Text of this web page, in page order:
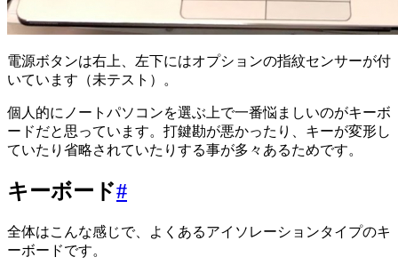
電源ボタンは右上、左下にはオプションの指紋センサーが付
いています（未テスト）。
個人的にノートパソコンを選ぶ上で一番悩ましいのがキーボ
ードだと思っています。打鍵勘が悪かったり、キーが変形し
ていたり省略されていたりする事が多々あるためです。
キーボード#
全体はこんな感じで、よくあるアイソレーションタイプのキ
ーボードです。